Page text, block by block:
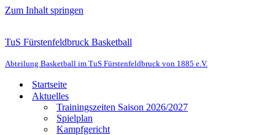
Zum Inhalt springen
TuS Fürstenfeldbruck Basketball
Abteilung Basketball im TuS Fürstenfeldbruck von 1885 e.V.
Startseite
Aktuelles
Trainingszeiten Saison 2026/2027
Spielplan
Kampfgericht